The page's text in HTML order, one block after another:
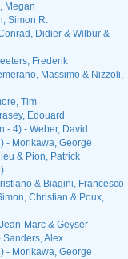
Megan
Simon R.
Didier & Wilbur &
Frederik
Massimo & Nizzoli,
Tim
Edouard
- 4) - Weber, David
- Morikawa, George
& Pion, Patrick
& Biagini, Francesco
Christian & Poux,
Marc & Geyser
Sanders, Alex
- Morikawa, George